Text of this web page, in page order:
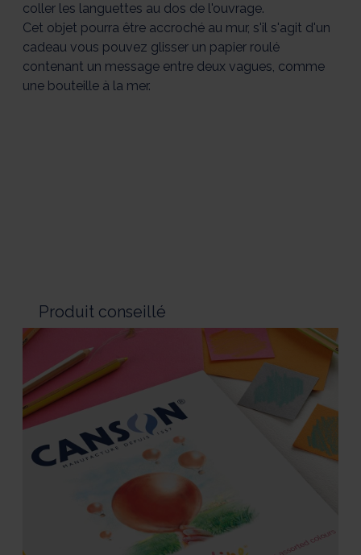
coller les languettes au dos de l'ouvrage.
Cet objet pourra être accroché au mur, s'il s'agit d'un
cadeau vous pouvez glisser un papier roulé
contenant un message entre deux vagues, comme
une bouteille à la mer.
Produit conseillé